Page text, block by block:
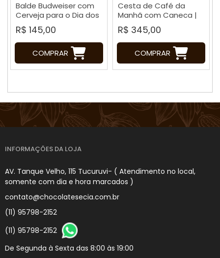
Balde Budweiser com
Cerveja para o Dia dos
Pais
R$ 145,00
COMPRAR
Cesta de Café da
Manhã com Caneca |
Dia das Mães
R$ 345,00
COMPRAR
INFORMAÇÕES DA LOJA
AV. Tanque Velho, 115 Tucuruvi- ( Atendimento no local,
somente com dia e hora marcados )
contato@chocolatesecia.com.br
(11) 95798-2152
(11) 95798-2152
De Segunda à Sexta das 8:00 às 19:00